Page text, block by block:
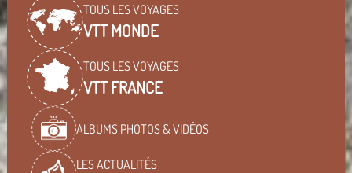
TOUS LES VOYAGES
VTT MONDE
TOUS LES VOYAGES
VTT FRANCE
ALBUMS PHOTOS & VIDÉOS
LES ACTUALITÉS